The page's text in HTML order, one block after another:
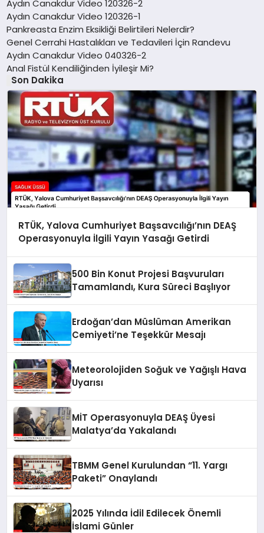
Aydın Canakdur Video 120326-2
Aydın Canakdur Video 120326-1
Pankreasta Enzim Eksikliği Belirtileri Nelerdir?
Genel Cerrahi Hastalıkları ve Tedavileri İçin Randevu
Aydın Canakdur Video 040326-2
Anal Fistül Kendiliğinden İyileşir Mi?
Son Dakika
RTÜK, Yalova Cumhuriyet Başsavcılığı’nın DEAŞ
Operasyonuyla İlgili Yayın Yasağı Getirdi
500 Bin Konut Projesi Başvuruları
Tamamlandı, Kura Süreci Başlıyor
Erdoğan’dan Müslüman Amerikan
Cemiyeti’ne Teşekkür Mesajı
Meteorolojiden Soğuk ve Yağışlı Hava
Uyarısı
MİT Operasyonuyla DEAŞ Üyesi
Malatya’da Yakalandı
TBMM Genel Kurulundan “11. Yargı
Paketi” Onaylandı
2025 Yılında İdil Edilecek Önemli
İslami Günler